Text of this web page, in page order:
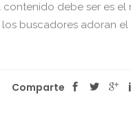
debe ser es el
buscadores adoran el
Comparte